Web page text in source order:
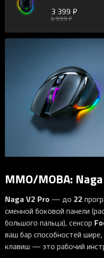
3 399 ₽
4 999 ₽
MMO/MOBA: Naga
Naga V2 Pro — до 22
сменной боковой панели
большого пальца), сенсор
ваш бар способностей
клавиш — это рабочий